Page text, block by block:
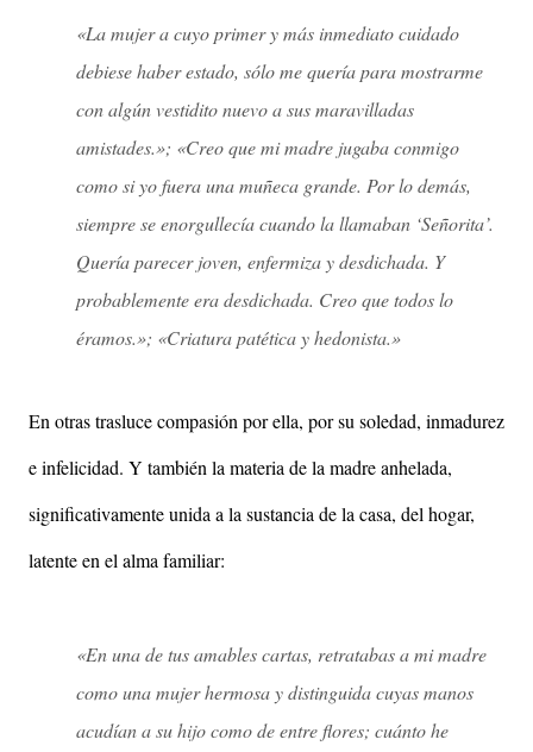
«La mujer a cuyo primer y más inmediato cuidado
debiese haber estado, sólo me quería para mostrarme
con algún vestidito nuevo a sus maravilladas
amistades.»; «Creo que mi madre jugaba conmigo
como si yo fuera una muñeca grande. Por lo demás,
siempre se enorgullecía cuando la llamaban ‘Señorita’.
Quería parecer joven, enfermiza y desdichada. Y
probablemente era desdichada. Creo que todos lo
éramos.»; «Criatura patética y hedonista.»
En otras trasluce compasión por ella, por su soledad, inmadurez
e infelicidad. Y también la materia de la madre anhelada,
significativamente unida a la sustancia de la casa, del hogar,
latente en el alma familiar:
«En una de tus amables cartas, retratabas a mi madre
como una mujer hermosa y distinguida cuyas manos
acudían a su hijo como de entre flores; cuánto he